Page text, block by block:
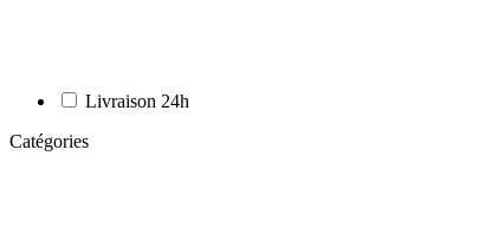
Livraison 24h
Catégories